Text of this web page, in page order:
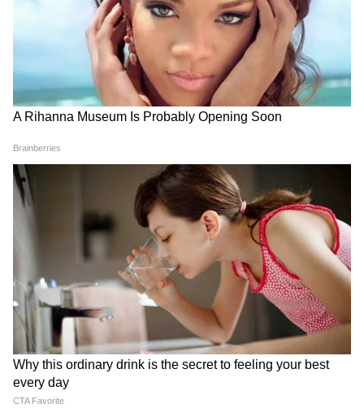
पर दिया गजब फार्मूला
बाहर पत्नी Dimple Yadav ने
खोला मोर्चा
ये क्या बेवकूफी है! Rahul Gandhi
की नीयत पर Kangana Ranaut
का गंभीर सवाल
शिक्षा मंत्री का इस्तीफा, पीएम मोदी
से माफी... NEET पर राहुल गांधी ने
क्या-क्या मांगा?
LATEST VIDEOS
Mamata Banerjee पर हमला? जोड़ लिए
हाथ और चीख-चीखकर सुनाई आपबीती
Baramati Airport Plane Crash Video :
रनवे पर फिसला ट्रेनी विमान, 8 माह में तीसरा